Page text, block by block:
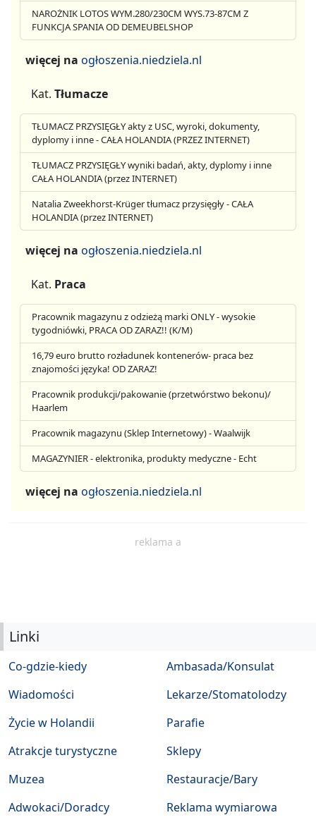
NAROŻNIK LOTOS WYM.280/230CM WYS.73-87CM Z
FUNKCJA SPANIA OD DEMEUBELSHOP
więcej na ogłoszenia.niedziela.nl
Kat. Tłumacze
TŁUMACZ PRZYSIĘGŁY akty z USC, wyroki, dokumenty,
dyplomy i inne - CAŁA HOLANDIA (PRZEZ INTERNET)
TŁUMACZ PRZYSIĘGŁY wyniki badań, akty, dyplomy i inne
CAŁA HOLANDIA (przez INTERNET)
Natalia Zweekhorst-Krüger tłumacz przysięgły - CAŁA
HOLANDIA (przez INTERNET)
więcej na ogłoszenia.niedziela.nl
Kat. Praca
Pracownik magazynu z odzieżą marki ONLY - wysokie
tygodniówki, PRACA OD ZARAZ!! (K/M)
16,79 euro brutto rozładunek kontenerów- praca bez
znajomości języka! OD ZARAZ!
Pracownik produkcji/pakowanie (przetwórstwo bekonu)/
Haarlem
Pracownik magazynu (Sklep Internetowy) - Waalwijk
MAGAZYNIER - elektronika, produkty medyczne - Echt
więcej na ogłoszenia.niedziela.nl
reklama a
Linki
Co-gdzie-kiedy
Wiadomości
Życie w Holandii
Atrakcje turystyczne
Muzea
Ambasada/Konsulat
Lekarze/Stomatolodzy
Parafie
Sklepy
Restauracje/Bary
Adwokaci/Doradcy
Reklama wymiarowa